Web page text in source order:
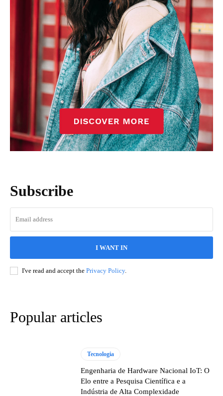
Subscribe
I WANT IN
I've read and accept the Privacy Policy.
Popular articles
Tecnologia
Engenharia de Hardware Nacional IoT: O
Elo entre a Pesquisa Científica e a
Indústria de Alta Complexidade